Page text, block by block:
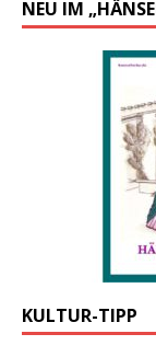
NEU IM
KULTUR-TIPP